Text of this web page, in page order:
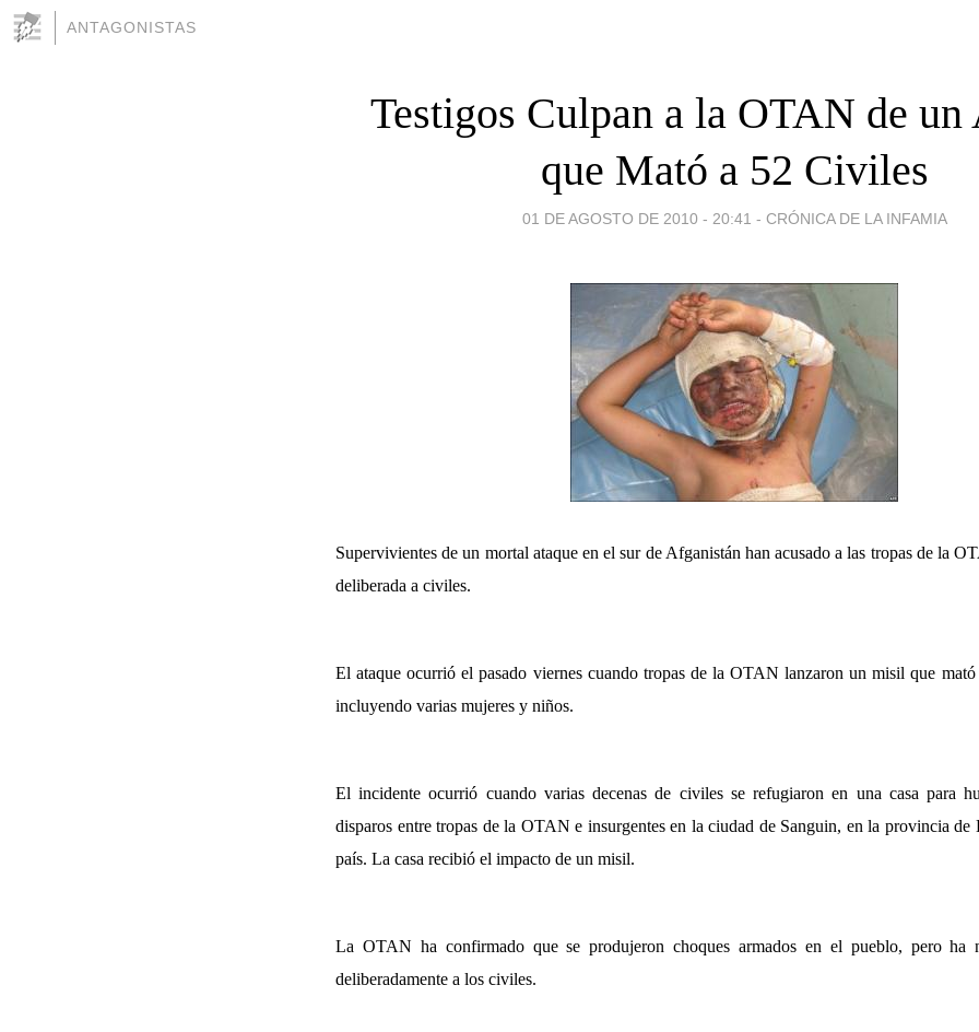
ANTAGONISTAS
Testigos Culpan a la OTAN de un
que Mató a 52 Civiles
01 DE AGOSTO DE 2010 - 20:41 - CRÓNICA DE LA INFAMIA
Supervivientes de un mortal ataque en el sur de Afganistán han acusado a las tropas de la
deliberada a civiles.
El ataque ocurrió el pasado viernes cuando tropas de la OTAN lanzaron un misil que
incluyendo varias mujeres y niños.
El incidente ocurrió cuando varias decenas de civiles se refugiaron en una casa para
disparos entre tropas de la OTAN e insurgentes en la ciudad de Sanguin, en la provincia de
país. La casa recibió el impacto de un misil.
La OTAN ha confirmado que se produjeron choques armados en el pueblo, pero ha
deliberadamente a los civiles.